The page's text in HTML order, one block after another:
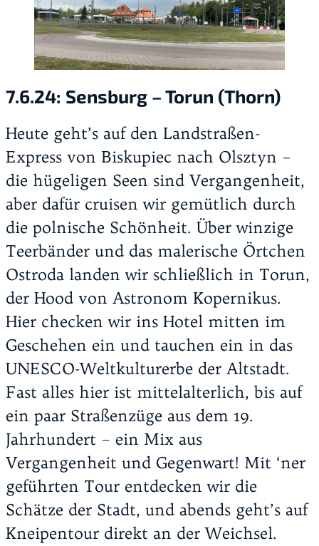
7.6.24: Sensburg – Torun (Thorn)
Heute geht’s auf den Landstraßen-
Express von Biskupiec nach Olsztyn –
die hügeligen Seen sind Vergangenheit,
aber dafür cruisen wir gemütlich durch
die polnische Schönheit. Über winzige
Teerbänder und das malerische Örtchen
Ostroda landen wir schließlich in Torun,
der Hood von Astronom Kopernikus.
Hier checken wir ins Hotel mitten im
Geschehen ein und tauchen ein in das
UNESCO-Weltkulturerbe der Altstadt.
Fast alles hier ist mittelalterlich, bis auf
ein paar Straßenzüge aus dem 19.
Jahrhundert – ein Mix aus
Vergangenheit und Gegenwart! Mit ‘ner
geführten Tour entdecken wir die
Schätze der Stadt, und abends geht’s auf
Kneipentour direkt an der Weichsel.